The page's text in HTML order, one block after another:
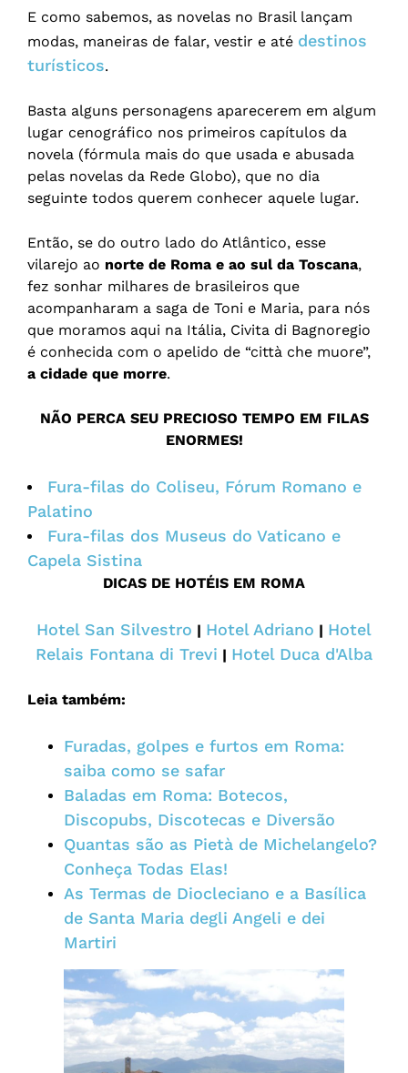
E como sabemos, as novelas no Brasil lançam
modas, maneiras de falar, vestir e até destinos
turísticos.
Basta alguns personagens aparecerem em algum
lugar cenográfico nos primeiros capítulos da
novela (fórmula mais do que usada e abusada
pelas novelas da Rede Globo), que no dia
seguinte todos querem conhecer aquele lugar.
Então, se do outro lado do Atlântico, esse
vilarejo ao norte de Roma e ao sul da Toscana,
fez sonhar milhares de brasileiros que
acompanharam a saga de Toni e Maria, para nós
que moramos aqui na Itália, Civita di Bagnoregio
é conhecida com o apelido de “città che muore”,
a cidade que morre.
NÃO PERCA SEU PRECIOSO TEMPO EM FILAS
ENORMES!
Fura-filas do Coliseu, Fórum Romano e
Palatino
Fura-filas dos Museus do Vaticano e
Capela Sistina
DICAS DE HOTÉIS EM ROMA
Hotel San Silvestro | Hotel Adriano | Hotel
Relais Fontana di Trevi | Hotel Duca d'Alba
Leia também:
Furadas, golpes e furtos em Roma:
saiba como se safar
Baladas em Roma: Botecos,
Discopubs, Discotecas e Diversão
Quantas são as Pietà de Michelangelo?
Conheça Todas Elas!
As Termas de Diocleciano e a Basílica
de Santa Maria degli Angeli e dei
Martiri